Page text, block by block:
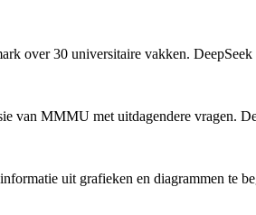
over 30 universitaire vakken.
van MMMU met uitdagendere vragen.
uit grafieken en diagrammen te